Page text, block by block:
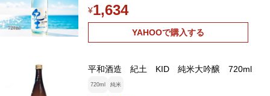
¥1,634
YAHOOで購入する
平和酒造 紀土 KID 純米大吟醸 720ml
720ml 純米